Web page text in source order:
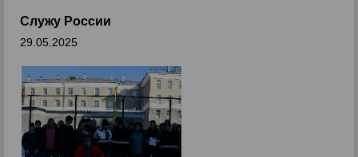
Служу России
29.05.2025